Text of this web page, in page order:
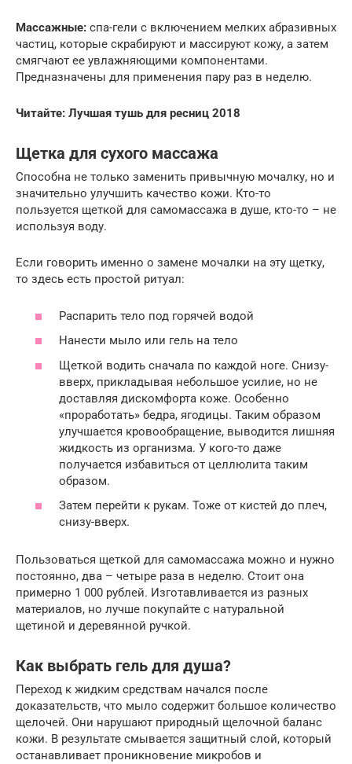
Массажные: спа-гели с включением мелких абразивных
частиц, которые скрабируют и массируют кожу, а затем
смягчают ее увлажняющими компонентами.
Предназначены для применения пару раз в неделю.
Читайте: Лучшая тушь для ресниц 2018
Щетка для сухого массажа
Способна не только заменить привычную мочалку, но и
значительно улучшить качество кожи. Кто-то
пользуется щеткой для самомассажа в душе, кто-то – не
используя воду.
Если говорить именно о замене мочалки на эту щетку,
то здесь есть простой ритуал:
Распарить тело под горячей водой
Нанести мыло или гель на тело
Щеткой водить сначала по каждой ноге. Снизу-
вверх, прикладывая небольшое усилие, но не
доставляя дискомфорта коже. Особенно
«проработать» бедра, ягодицы. Таким образом
улучшается кровообращение, выводится лишняя
жидкость из организма. У кого-то даже
получается избавиться от целлюлита таким
образом.
Затем перейти к рукам. Тоже от кистей до плеч,
снизу-вверх.
Пользоваться щеткой для самомассажа можно и нужно
постоянно, два – четыре раза в неделю. Стоит она
примерно 1 000 рублей. Изготавливается из разных
материалов, но лучше покупайте с натуральной
щетиной и деревянной ручкой.
Как выбрать гель для душа?
Переход к жидким средствам начался после
доказательств, что мыло содержит большое количество
щелочей. Они нарушают природный щелочной баланс
кожи. В результате смывается защитный слой, который
останавливает проникновение микробов и